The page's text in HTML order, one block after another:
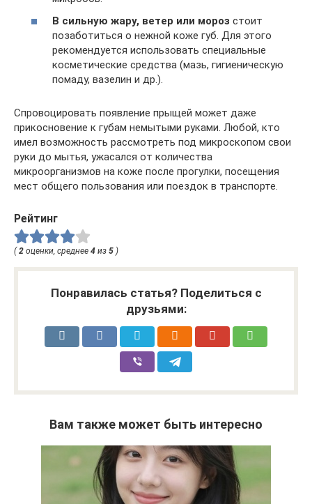
В сильную жару, ветер или мороз стоит
позаботиться о нежной коже губ. Для этого
рекомендуется использовать специальные
косметические средства (мазь, гигиеническую
помаду, вазелин и др.).
Спровоцировать появление прыщей может даже
прикосновение к губам немытыми руками. Любой, кто
имел возможность рассмотреть под микроскопом свои
руки до мытья, ужасался от количества
микроорганизмов на коже после прогулки, посещения
мест общего пользования или поездок в транспорте.
Рейтинг
( 2 оценки, среднее 4 из 5 )
Понравилась статья? Поделиться с
друзьями:
Вам также может быть интересно